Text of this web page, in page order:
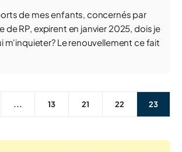
de mes enfants, concernés par
RP, expirent en janvier 2025, dois je
m'inquieter? Le renouvellement ce fait
... 13 21 22 23